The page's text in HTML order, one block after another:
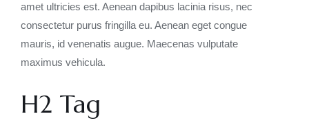
amet ultricies est. Aenean dapibus lacinia risus, nec
consectetur purus fringilla eu. Aenean eget congue
mauris, id venenatis augue. Maecenas vulputate
maximus vehicula.
H2 Tag